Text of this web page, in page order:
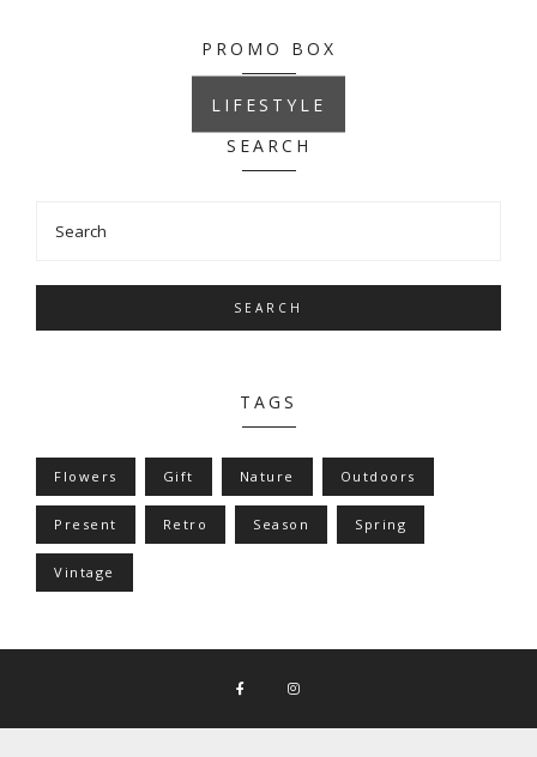
PROMO BOX
LIFESTYLE
SEARCH
SEARCH
TAGS
Flowers Gift Nature Outdoors
Present Retro Season Spring
Vintage